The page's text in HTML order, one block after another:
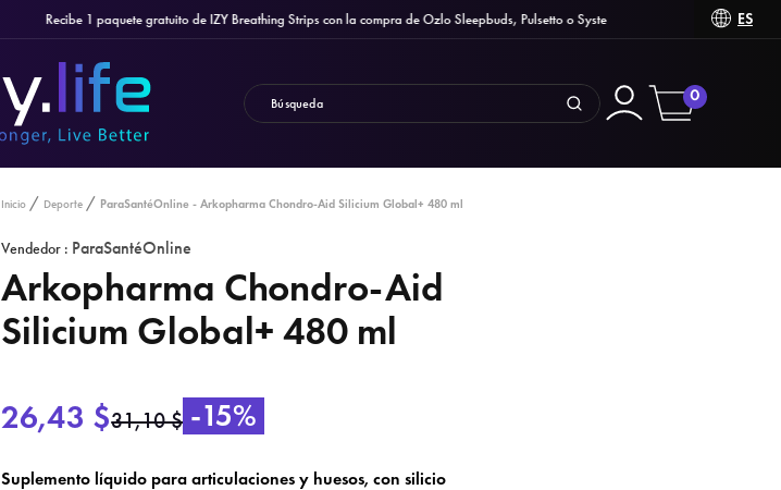
Recibe 1 paquete gratuito de IZY Breathing Strips con la compra de Ozlo Sleepbuds, Pulsetto o Syste ES
0
Inicio Deporte ParaSantéOnline - Arkopharma Chondro-Aid Silicium Global+ 480 ml
Vendedor : ParaSantéOnline
Arkopharma Chondro-Aid
Silicium Global+ 480 ml
26,43 $31,10 $ -15%
Suplemento líquido para articulaciones y huesos, con silicio